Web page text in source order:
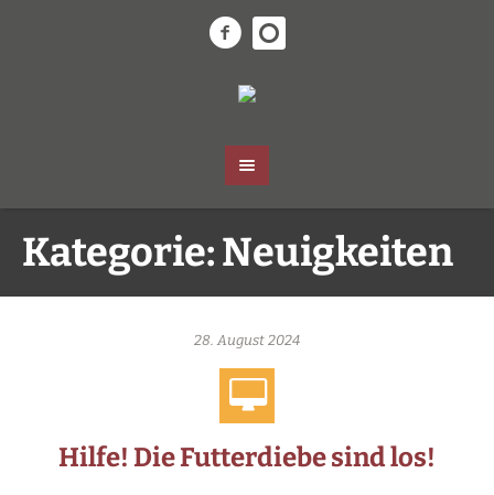
Kategorie:Neuigkeiten
28. August 2024
Hilfe! Die Futterdiebe sind los!